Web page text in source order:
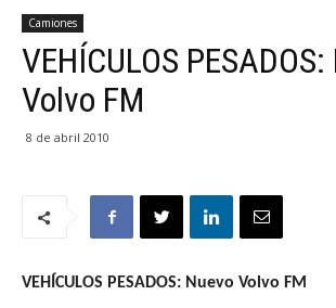
Camiones
VEHÍCULOS
Volvo FM
8 de abril 2010
VEHÍCULOS PESADOS: Nuevo Volvo FM